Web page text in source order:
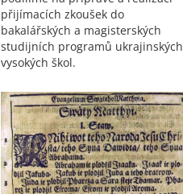
přijímacích zkoušek do
bakalářských a magisterských
studijních programů ukrajinských
vysokých škol.